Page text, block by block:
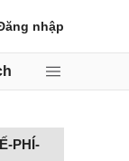
nhập
PHÍ-